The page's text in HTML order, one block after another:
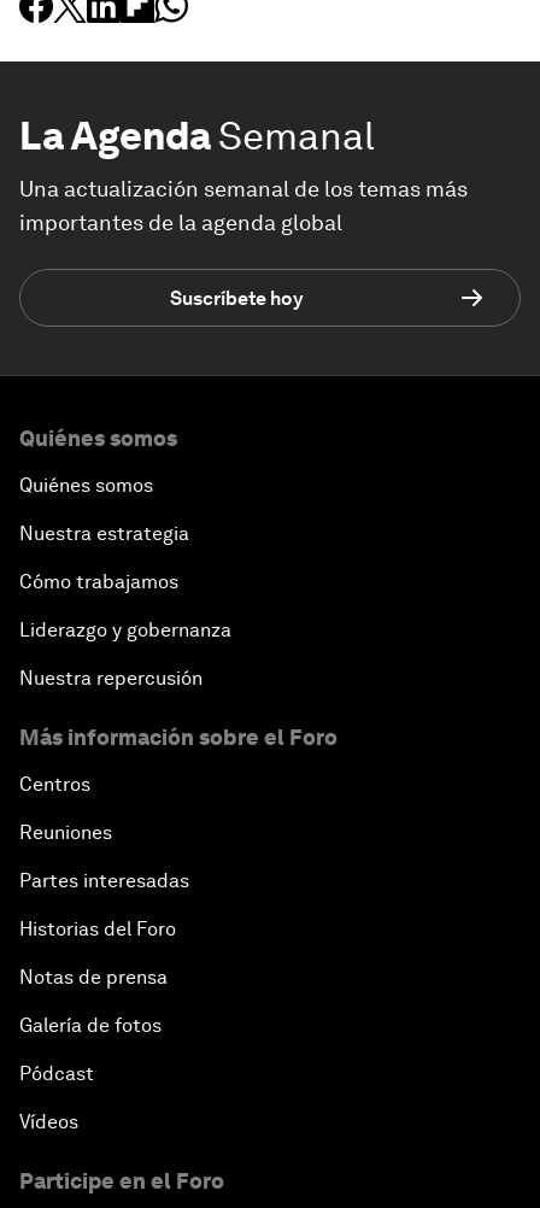
La AgendaSemanal
Una actualización semanal de los temas más
importantes de la agenda global
Suscríbete hoy
Quiénes somos
Quiénes somos
Nuestra estrategia
Cómo trabajamos
Liderazgo y gobernanza
Nuestra repercusión
Más información sobre el Foro
Centros
Reuniones
Partes interesadas
Historias del Foro
Notas de prensa
Galería de fotos
Pódcast
Vídeos
Participe en el Foro